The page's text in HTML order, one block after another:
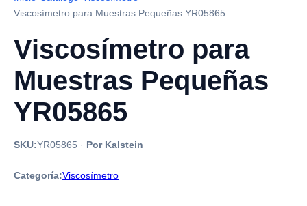
Viscosímetro para Muestras Pequeñas YR05865
Viscosímetro para
Muestras Pequeñas
YR05865
SKU:YR05865 · Por Kalstein
Categoría:Viscosímetro